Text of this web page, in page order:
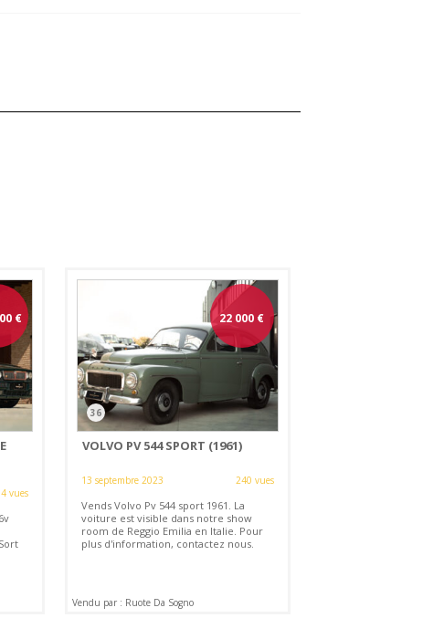
€
vues
22 000 €
36
VOLVO PV 544 SPORT (1961)
13 septembre 2023 240 vues
Vends Volvo Pv 544 sport 1961. La
voiture est visible dans notre show
room de Reggio Emilia en Italie. Pour
plus d'information, contactez nous.
Vendu par : Ruote Da Sogno